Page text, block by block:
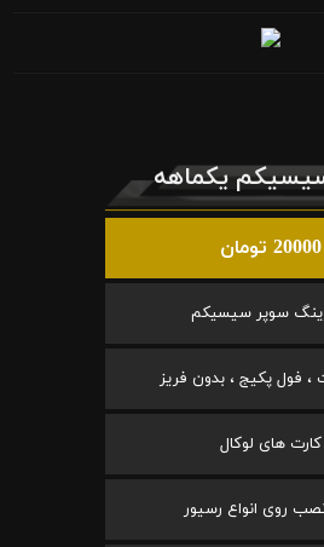
یکماهه
20000 تومان
سوپر سیسیکم
فول پکیج ، بدون فریز
کارت های لوکال
روی انواع رسیور